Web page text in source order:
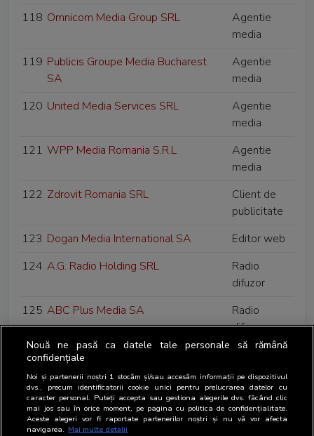
118 Omnicom Media Group SRL
Agentie
media
119 Publicis Groupe Media Bucharest
SA
Agentie
media
120 United Media Services SRL
Agentie
media
121 WPP Media Romania S.R.L
Agentie
media
122 Zdrovit Romania SRL
Client de
publicitate
123 Dogan Media International SA
Editor web
124 A.G. Radio Holding SRL
Radio
difuzor
125 ABC Plus Media SA
Radio
difuzor
126 Digi Romania SA
difuzor
127 Europe Developpement International
- R SA
Radio
difuzor
Nouă ne pasă ca datele tale personale să rămână
confidențiale
Noi și partenerii noștri 1 stocăm și/sau accesăm informații pe dispozitivul
dvs., precum identificatorii cookie unici pentru prelucrarea datelor cu
caracter personal. Puteți accepta sau gestiona alegerile dvs. făcând clic
mai jos sau în orice moment, pe pagina cu politica de confidențialitate.
Aceste alegeri vor fi raportate partenerilor noștri și nu vă vor afecta
navigarea. Mai multe detalii